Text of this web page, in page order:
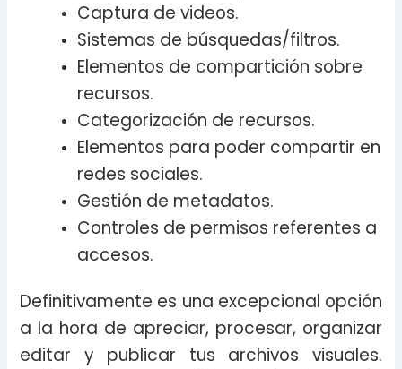
Captura de videos.
Sistemas de búsquedas/filtros.
Elementos de compartición sobre
recursos.
Categorización de recursos.
Elementos para poder compartir en
redes sociales.
Gestión de metadatos.
Controles de permisos referentes a
accesos.
Definitivamente es una excepcional opción
a la hora de apreciar, procesar, organizar
editar y publicar tus archivos visuales.